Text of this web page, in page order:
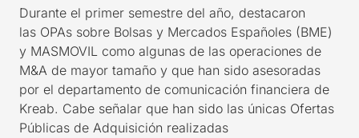
Durante el primer semestre del año, destacaron
las OPAs sobre Bolsas y Mercados Españoles (BME)
y MASMOVIL como algunas de las operaciones de
M&A de mayor tamaño y que han sido asesoradas
por el departamento de comunicación financiera de
Kreab. Cabe señalar que han sido las únicas Ofertas
Públicas de Adquisición realizadas